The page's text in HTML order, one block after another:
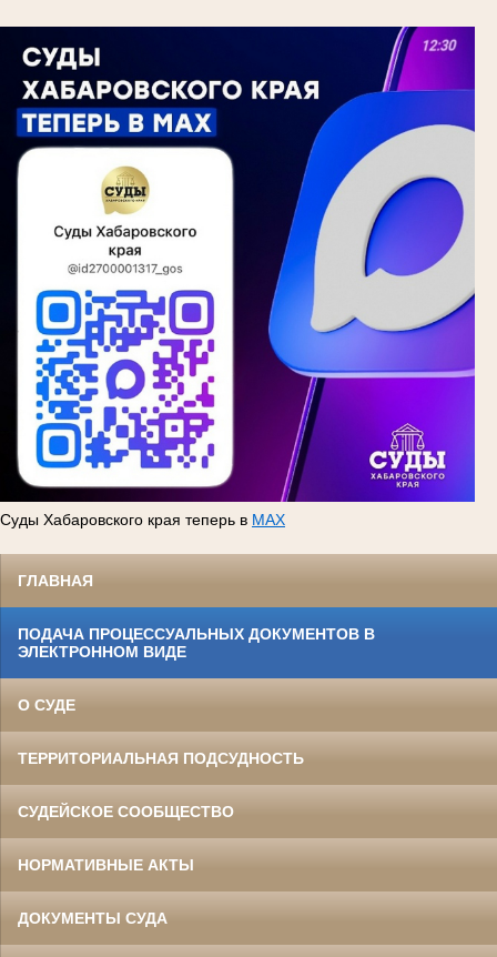
Суды Хабаровского края теперь в MAX
ГЛАВНАЯ
ПОДАЧА ПРОЦЕССУАЛЬНЫХ ДОКУМЕНТОВ В
ЭЛЕКТРОННОМ ВИДЕ
О СУДЕ
ТЕРРИТОРИАЛЬНАЯ ПОДСУДНОСТЬ
СУДЕЙСКОЕ СООБЩЕСТВО
НОРМАТИВНЫЕ АКТЫ
ДОКУМЕНТЫ СУДА